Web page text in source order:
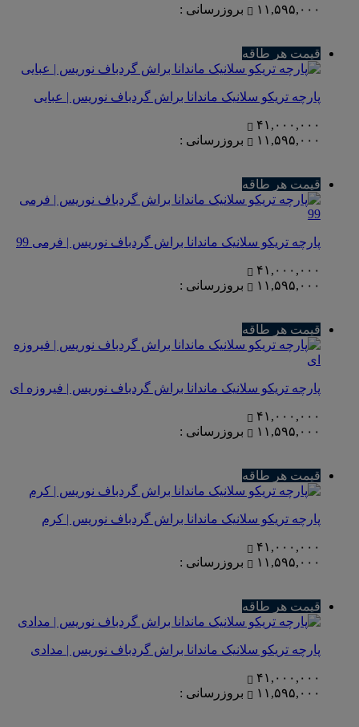
۱۱,۵۹۵,۰۰۰
بروزرسانی :
قیمت هر طاقه
پارچه تریکو سلانیک ماندانا براش گردباف نوریس | عبایی
۴۱,۰۰۰,۰۰۰
۱۱,۵۹۵,۰۰۰
بروزرسانی :
قیمت هر طاقه
پارچه تریکو سلانیک ماندانا براش گردباف نوریس | فرمی 99
۴۱,۰۰۰,۰۰۰
۱۱,۵۹۵,۰۰۰
بروزرسانی :
قیمت هر طاقه
پارچه تریکو سلانیک ماندانا براش گردباف نوریس | فیروزه ای
۴۱,۰۰۰,۰۰۰
۱۱,۵۹۵,۰۰۰
بروزرسانی :
قیمت هر طاقه
پارچه تریکو سلانیک ماندانا براش گردباف نوریس | کرم
۴۱,۰۰۰,۰۰۰
۱۱,۵۹۵,۰۰۰
بروزرسانی :
قیمت هر طاقه
پارچه تریکو سلانیک ماندانا براش گردباف نوریس | مدادی
۴۱,۰۰۰,۰۰۰
۱۱,۵۹۵,۰۰۰
بروزرسانی :